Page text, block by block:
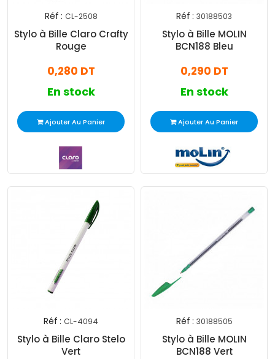
Réf : CL-2508
Stylo à Bille Claro Crafty
Rouge
0,280 DT
En stock
Ajouter Au Panier
Réf : 30188503
Stylo à Bille MOLIN
BCN188 Bleu
0,290 DT
En stock
Ajouter Au Panier
Réf : CL-4094
Stylo à Bille Claro Stelo
Vert
Réf : 30188505
Stylo à Bille MOLIN
BCN188 Vert